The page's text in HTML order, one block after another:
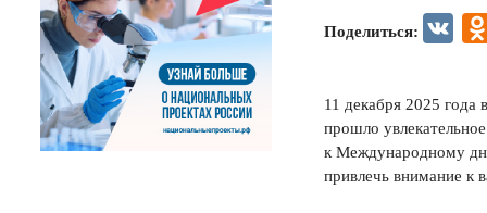
Поделиться: VK
11 декабря 2025 года
прошло
к Международному
привлечь внимание к